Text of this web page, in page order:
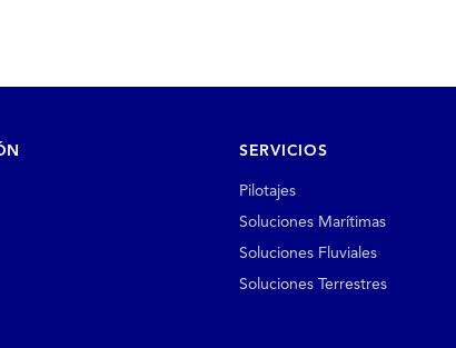
SERVICIOS
Pilotajes
Soluciones Marítimas
Soluciones Fluviales
Soluciones Terrestres